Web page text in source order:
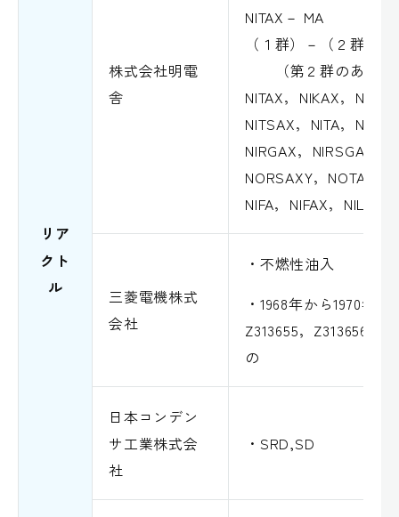
リア
クト
ル
株式会社明電
舎
NITAX－ MA
（１群）－（２群）
（第２群のあるも
NITAX，NIKAX，
NITSAX，NITA，
NIRGAX，NIRSGAX，
NORSAXY，NOTAX，
NIFA，NIFAX，NILAX
三菱電機株式
会社
・不燃性油入
・1968年から1970年
Z313655，Z313656，
の
日本コンデン
サ工業株式会
社
・SRD,SD